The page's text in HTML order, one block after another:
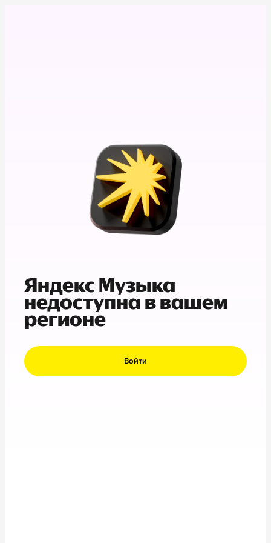
Яндекс Музыка
недоступна в вашем
регионе
Войти